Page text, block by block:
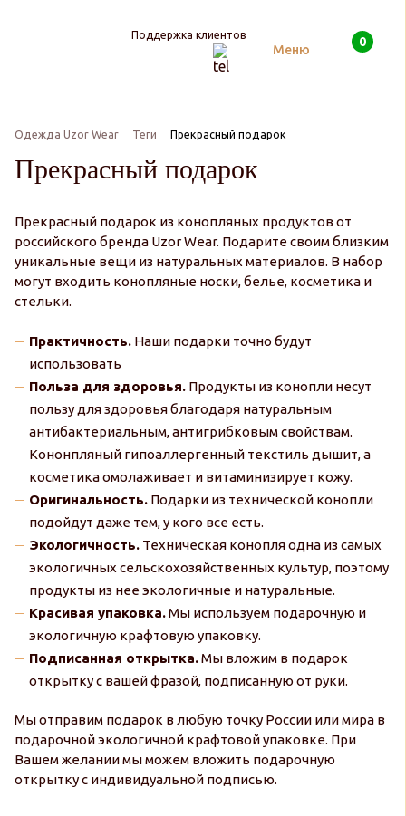
Поддержка клиентов
Меню
Поиск 0
Одежда Uzor Wear Теги Прекрасный подарок
Прекрасный подарок
Прекрасный подарок из конопляных продуктов от
российского бренда Uzor Wear. Подарите своим близким
уникальные вещи из натуральных материалов. В набор
могут входить конопляные носки, белье, косметика и
стельки.
Практичность. Наши подарки точно будут
использовать
Польза для здоровья. Продукты из конопли несут
пользу для здоровья благодаря натуральным
антибактериальным, антигрибковым свойствам.
Кононпляный гипоаллергенный текстиль дышит, а
косметика омолаживает и витаминизирует кожу.
Оригинальность. Подарки из технической конопли
подойдут даже тем, у кого все есть.
Экологичность. Техническая конопля одна из самых
экологичных сельскохозяйственных культур, поэтому
продукты из нее экологичные и натуральные.
Красивая упаковка.Мы используем подарочную и
экологичную крафтовую упаковку.
Подписанная открытка.Мы вложим в подарок
открытку с вашей фразой, подписанную от руки.
Мы отправим подарок в любую точку России или мира в
подарочной экологичной крафтовой упаковке. При
Вашем желании мы можем вложить подарочную
открытку с индивидуальной подписью.